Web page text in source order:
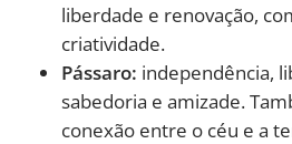
liberdade e renovação,
criatividade.
Pássaro: independência,
sabedoria e amizade.
conexão entre o céu e a